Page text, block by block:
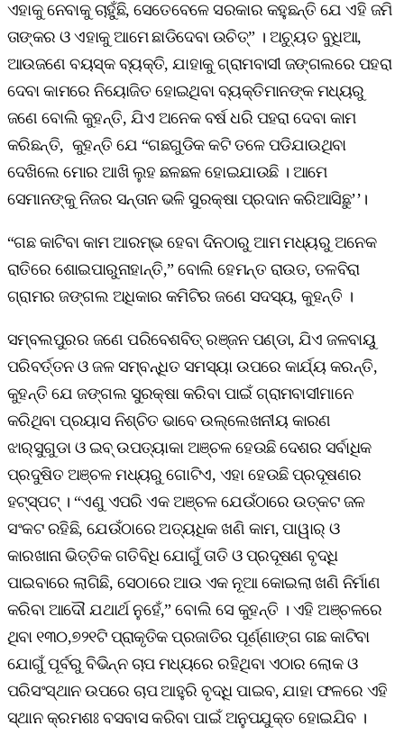
ଏହାକୁ ନେବାକୁ ଚାହୁଁଛି, ସେତେବେଳେ ସରକାର କହୁଛନ୍ତି ଯେ ଏହି ଜମି
ତାଙ୍କର ଓ ଏହାକୁ ଆମେ ଛାଡିଦେବା ଉଚିତ୍‌” । ଅଚ୍ୟୁତ ବୁଧିଆ,
ଆଉଜଣେ ବୟସ୍କ ବ୍ୟକ୍ତି, ଯାହାକୁ ଗ୍ରାମବାସୀ ଜଙ୍ଗଲରେ ପହରା
ଦେବା କାମରେ ନିୟୋଜିତ ହୋଇଥିବା ବ୍ୟକ୍ତିମାନଙ୍କ ମଧ୍ୟରୁ
ଜଣେ ବୋଲି କୁହନ୍ତି, ଯିଏ ଅନେକ ବର୍ଷ ଧରି ପହରା ଦେବା କାମ
କରିଛନ୍ତି, କୁହନ୍ତି ଯେ “ଗଛଗୁଡିକ କଟି ତଳେ ପଡିଯାଉଥିବା
ଦେଖିଲେ ମୋର ଆଖି ଲୁହ ଛଳଛଳ ହୋଇଯାଉଛି । ଆମେ
ସେମାନଙ୍କୁ ନିଜର ସନ୍ତାନ ଭଳି ସୁରକ୍ଷା ପ୍ରଦାନ କରିଆସିଛୁ’’।
“ଗଛ କାଟିବା କାମ ଆରମ୍ଭ ହେବା ଦିନଠାରୁ ଆମ ମଧ୍ୟରୁ ଅନେକ
ରାତିରେ ଶୋଇପାରୁନାହାନ୍ତି,” ବୋଲି ହେମନ୍ତ ରାଉତ, ତଳବିରା
ଗ୍ରାମର ଜଙ୍ଗଲ ଅଧିକାର କମିଟିର ଜଣେ ସଦସ୍ୟ, କୁହନ୍ତି ।
ସମ୍ବଲପୁରର ଜଣେ ପରିବେଶବିତ୍‌ ରଞ୍ଜନ ପଣ୍ଡା, ଯିଏ ଜଳବାୟୁ
ପରିବର୍ତ୍ତନ ଓ ଜଳ ସମ୍ବନ୍ଧିତ ସମସ୍ୟା ଉପରେ କାର୍ଯ୍ୟ କରନ୍ତି,
କୁହନ୍ତି ଯେ ଜଙ୍ଗଲ ସୁରକ୍ଷା କରିବା ପାଇଁ ଗ୍ରାମବାସୀମାନେ
କରିଥିବା ପ୍ରୟାସ ନିଶ୍ଚିତ ଭାବେ ଉଲ୍ଲେଖନୀୟ କାରଣ
ଝାର୍‌ସୁଗୁଡା ଓ ଇବ୍‌ ଉପତ୍ୟାକା ଅଞ୍ଚଳ ହେଉଛି ଦେଶର ସର୍ବାଧିକ
ପ୍ରଦୁଷିତ ଅଞ୍ଚଳ ମଧ୍ୟରୁ ଗୋଟିଏ, ଏହା ହେଉଛି ପ୍ରଦୂଷଣର
ହଟ୍‌ସ୍ପଟ୍‌ । “ଏଣୁ ଏପରି ଏକ ଅଞ୍ଚଳ ଯେଉଁଠାରେ ଉତ୍କଟ ଜଳ
ସଂକଟ ରହିଛି, ଯେଉଁଠାରେ ଅତ୍ୟଧିକ ଖଣି କାମ, ପାୱାର୍‌ ଓ
କାରଖାନା ଭିତ୍ତିକ ଗତିବିଧି ଯୋଗୁଁ ତାତି ଓ ପ୍ରଦୂଷଣ ବୃଦ୍ଧି
ପାଇବାରେ ଲାଗିଛି, ସେଠାରେ ଆଉ ଏକ ନୂଆ କୋଇଲା ଖଣି ନିର୍ମାଣ
କରିବା ଆଦୌ ଯଥାର୍ଥ ନୁହେଁ,” ବୋଲି ସେ କୁହନ୍ତି । ଏହି ଅଞ୍ଚଳରେ
ଥିବା ୧୩୦,୭୨୧ଟି ପ୍ରାକୃତିକ ପ୍ରଜାତିର ପୂର୍ଣ୍ଣାଙ୍ଗ ଗଛ କାଟିବା
ଯୋଗୁଁ ପୂର୍ବରୁ ବିଭିନ୍ନ ଚାପ ମଧ୍ୟରେ ରହିଥିବା ଏଠାର ଲୋକ ଓ
ପରିସଂସ୍ଥାନ ଉପରେ ଚାପ ଆହୁରି ବୃଦ୍ଧି ପାଇବ, ଯାହା ଫଳରେ ଏହି
ସ୍ଥାନ କ୍ରମଶଃ ବସବାସ କରିବା ପାଇଁ ଅନୁପଯୁକ୍ତ ହୋଇଯିବ ।